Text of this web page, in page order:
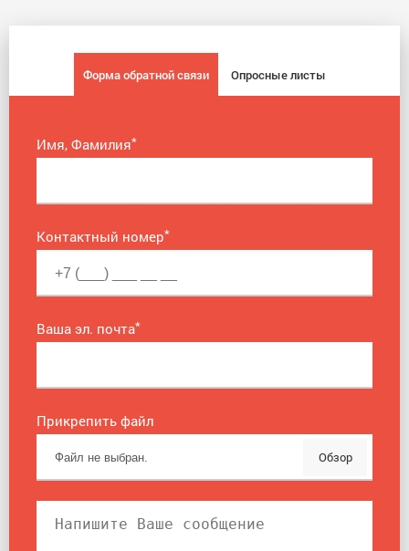
Форма обратной связи Опросные листы
Имя, Фамилия*
Контактный номер*
Ваша эл. почта*
Прикрепить файл
Обзор